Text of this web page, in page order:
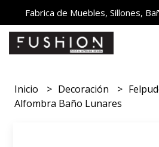
Fabrica de Muebles, Sillones,
Inicio Decoración
Alfombra Baño Lunares